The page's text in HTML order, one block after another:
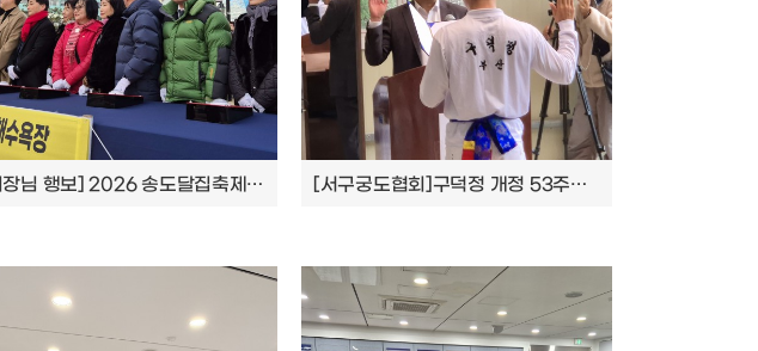
[회장님 행보] 2026 송도달집축제 참석 [서구궁도협회]구덕정 개정 53주년 및 리모델링 기념 상사대회 개최